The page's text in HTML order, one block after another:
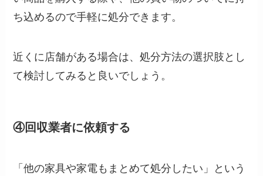
ち込めるので手軽に処分できます。
近くに店舗がある場合は、処分方法の選択肢とし
て検討してみると良いでしょう。
④回収業者に依頼する
「他の家具や家電もまとめて処分したい」という